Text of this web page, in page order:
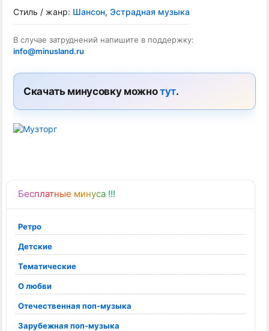
Бесплатные минуса !!!
Ретро
Детские
Тематические
О любви
Отечественная поп-музыка
Зарубежная поп-музыка
Стиль / жанр: Шансон, Эстрадная музыка
В случае затруднений напишите в поддержку:
info@minusland.ru
Скачать минусовку можнотут.